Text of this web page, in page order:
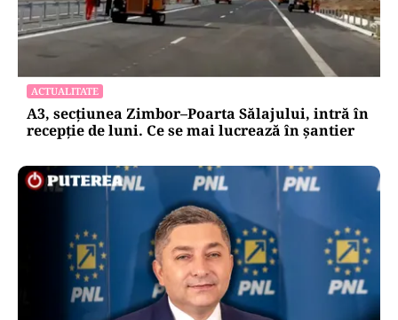
ACTUALITATE
A3, secțiunea Zimbor–Poarta Sălajului, intră în
recepție de luni. Ce se mai lucrează în șantier